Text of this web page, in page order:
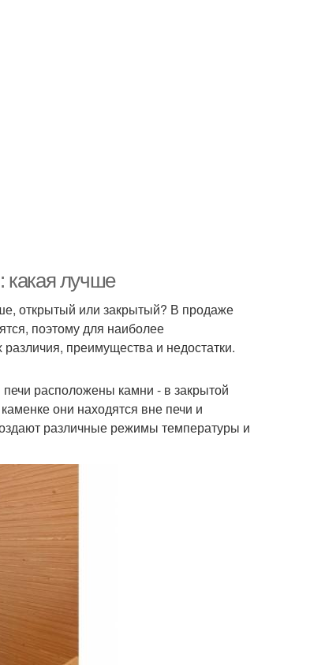
какая лучше
открытый или закрытый? В продаже
поэтому для наиболее
преимущества и недостатки.
печи расположены камни - в закрытой
они находятся вне печи и
различные режимы температуры и